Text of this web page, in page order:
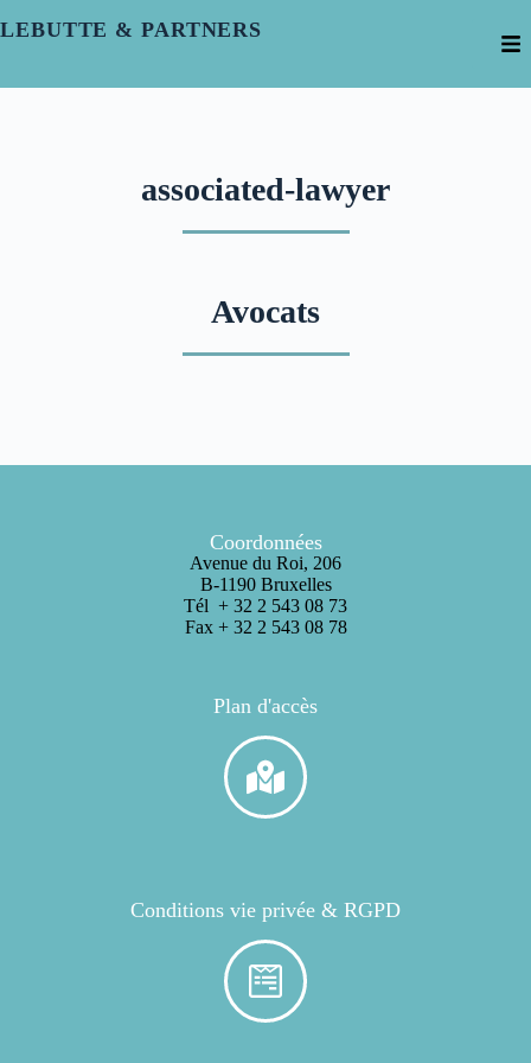
LEBUTTE & PARTNERS
associated-lawyer
Avocats
Coordonnées
Avenue du Roi, 206
B-1190 Bruxelles
Tél + 32 2 543 08 73
Fax + 32 2 543 08 78
Plan d'accès
Conditions vie privée & RGPD